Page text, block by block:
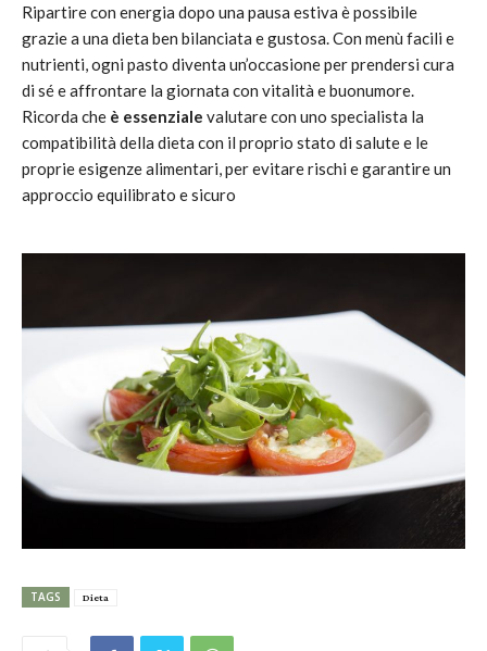
Ripartire con energia dopo una pausa estiva è possibile
grazie a una dieta ben bilanciata e gustosa. Con menù facili e
nutrienti, ogni pasto diventa un’occasione per prendersi cura
di sé e affrontare la giornata con vitalità e buonumore.
Ricorda che è essenziale valutare con uno specialista la
compatibilità della dieta con il proprio stato di salute e le
proprie esigenze alimentari, per evitare rischi e garantire un
approccio equilibrato e sicuro
TAGS Dieta